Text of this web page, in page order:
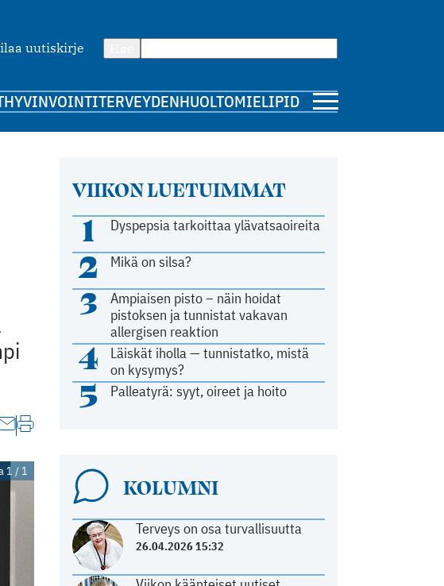
uutiskirje
HYVINVOINTITERVEYDENHUOLTOMIELIPIDE
VIIKON LUETUIMMAT
1 Dyspepsia tarkoittaa ylävatsaoireita
2 Mikä on silsa?
3
Ampiaisen pisto – näin hoidat
pistoksen ja tunnistat vakavan
allergisen reaktion
4
Läiskät iholla — tunnistatko, mistä
on kysymys?
5 Palleatyrä: syyt, oireet ja hoito
KOLUMNI
Terveys on osa turvallisuutta
26.04.2026 15:32
1 / 1